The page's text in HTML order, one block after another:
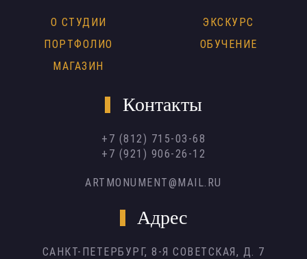
О СТУДИИ
ПОРТФОЛИО
МАГАЗИН
ЭКСКУРС
ОБУЧЕНИЕ
Контакты
+7 (812) 715-03-68
+7 (921) 906-26-12
ARTMONUMENT@MAIL.RU
Адрес
САНКТ-ПЕТЕРБУРГ, 8-Я СОВЕТСКАЯ, Д. 7